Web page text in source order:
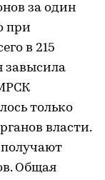
за один
при
в 215
завысила
только
власти.
Общая